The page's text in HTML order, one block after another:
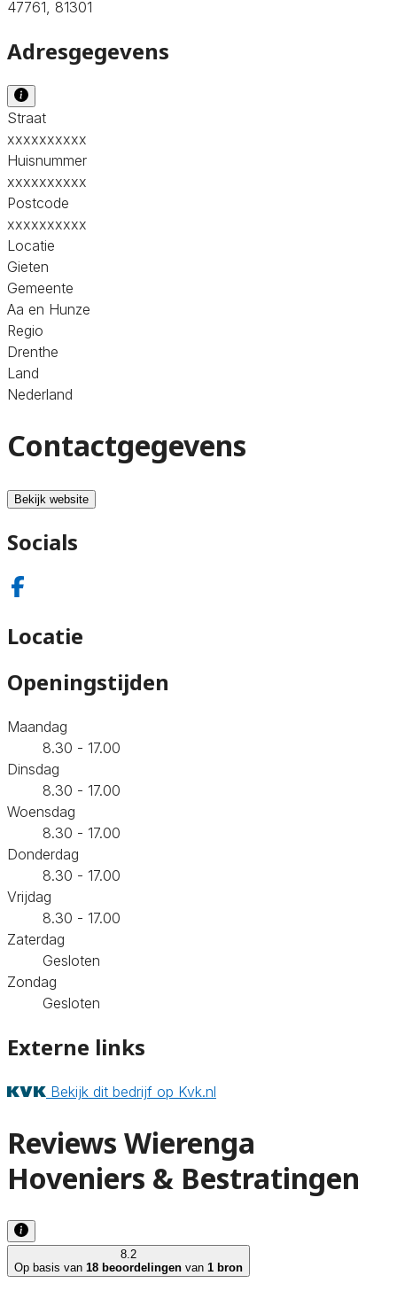
47761, 81301
Adresgegevens
Straat
xxxxxxxxxx
Huisnummer
xxxxxxxxxx
Postcode
xxxxxxxxxx
Locatie
Gieten
Gemeente
Aa en Hunze
Regio
Drenthe
Land
Nederland
Contactgegevens
Bekijk website
Socials
Locatie
Openingstijden
Maandag
8.30 - 17.00
Dinsdag
8.30 - 17.00
Woensdag
8.30 - 17.00
Donderdag
8.30 - 17.00
Vrijdag
8.30 - 17.00
Zaterdag
Gesloten
Zondag
Gesloten
Externe links
Bekijk dit bedrijf op Kvk.nl
Reviews Wierenga
Hoveniers & Bestratingen
8.2
Op basis van 18 beoordelingen van 1 bron